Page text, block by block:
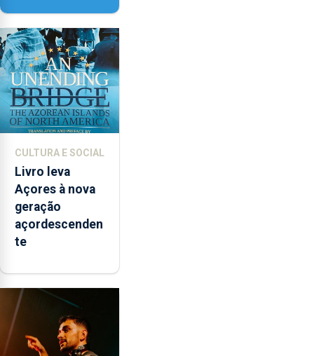
contar com
novos
instrumentos
CULTURA E SOCIAL
Livro leva
Açores à nova
geração
açordescenden
te